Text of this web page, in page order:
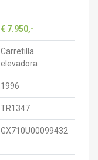
€ 7.950,-
Carretilla
elevadora
1996
TR1347
GX710U00099432